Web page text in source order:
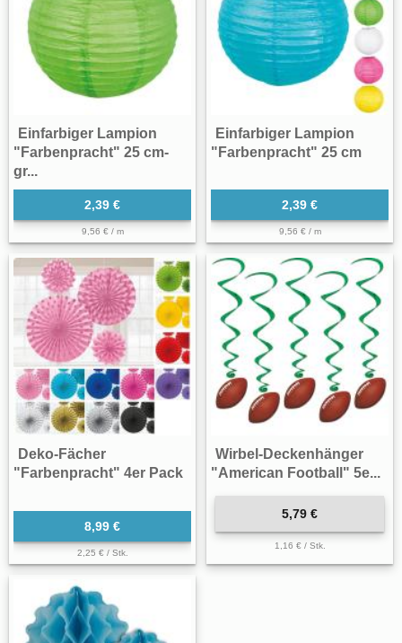
Einfarbiger Lampion
"Farbenpracht" 25 cm-
gr...
2,39 €
9,56 € / m
Einfarbiger Lampion
"Farbenpracht" 25 cm
2,39 €
9,56 € / m
Deko-Fächer
"Farbenpracht" 4er Pack
8,99 €
2,25 € / Stk.
Wirbel-Deckenhänger
"American Football" 5e...
5,79 €
1,16 € / Stk.